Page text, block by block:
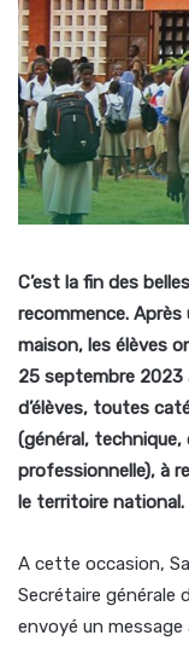
C’est la fin des
recommence. Après
maison, les élèves
25 septembre 2023
d’élèves, toutes
(général,
professionnelle), à
le territoire national.
A cette occasion,
Secrétaire générale
envoyé un